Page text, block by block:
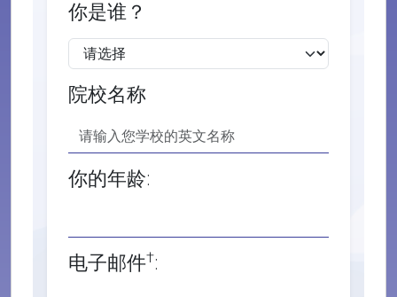
你是谁？
院校名称
你的年龄:
电子邮件†: